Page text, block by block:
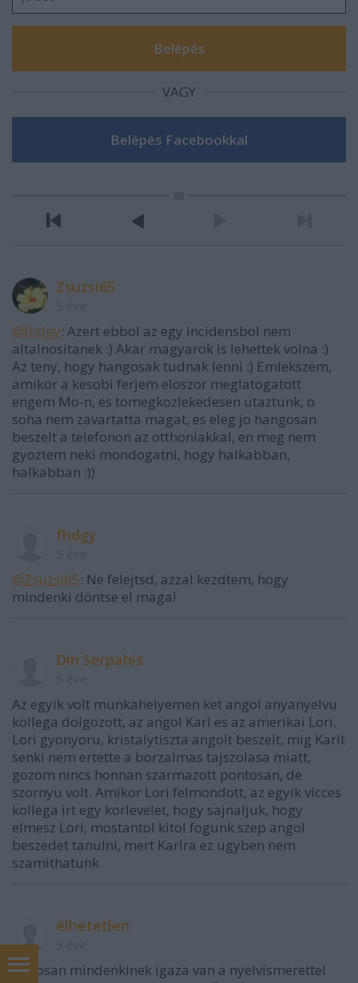
VAGY
Zsuzsi65
@fhdgy: Azert ebbol az egy incidensbol nem
altalnositanek :) Akar magyarok is lehettek volna :)
Az teny, hogy hangosak tudnak lenni :) Emlekszem,
amikor a kesobi ferjem eloszor meglatogatott
engem Mo-n, es tomegkozlekedesen utaztunk, o
soha nem zavartatta magat, es eleg jo hangosan
beszelt a telefonon az otthoniakkal, en meg nem
gyoztem neki mondogatni, hogy halkabban,
halkabban :))
fhdgy
@Zsuzsi65: Ne felejtsd, azzal kezdtem, hogy
mindenki döntse el maga!
Din Serpahis
Az egyik volt munkahelyemen ket angol anyanyelvu
kollega dolgozott, az angol Karl es az amerikai Lori.
Lori gyonyoru, kristalytiszta angolt beszelt, mig Karlt
senki nem ertette a borzalmas tajszolasa miatt,
gozom nincs honnan szarmazott pontosan, de
szornyu volt. Amikor Lori felmondott, az egyik vicces
kollega irt egy korlevelet, hogy sajnaljuk, hogy
elmesz Lori, mostantol kitol fogunk szep angol
beszedet tanulni, mert Karlra ez ugyben nem
szamithatunk
élhetetlen
Biztosan mindenkinek igaza van a nyelvismerettel